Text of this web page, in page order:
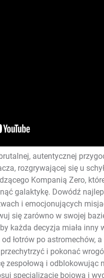
autentycznej
rozgrywającej się u
Kompanią Zero,
galaktykę. Dowódź
i emocjonujących
się zarówno w swojej
każda decyzja miała inny
łotrów po astromechów,
i pokonać
zespołową i odblokowując
specjalizację bojową i